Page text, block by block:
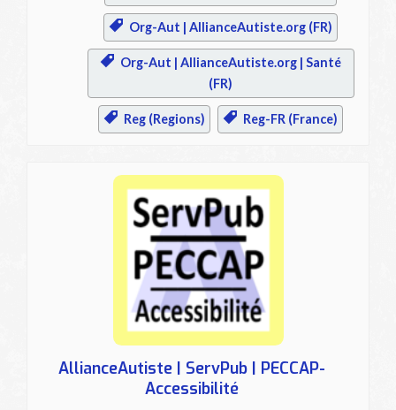
Org-Aut | AllianceAutiste.org (FR)
Org-Aut | AllianceAutiste.org | Santé
(FR)
Reg (Regions) Reg-FR (France)
AllianceAutiste | ServPub | PECCAP-
Accessibilité